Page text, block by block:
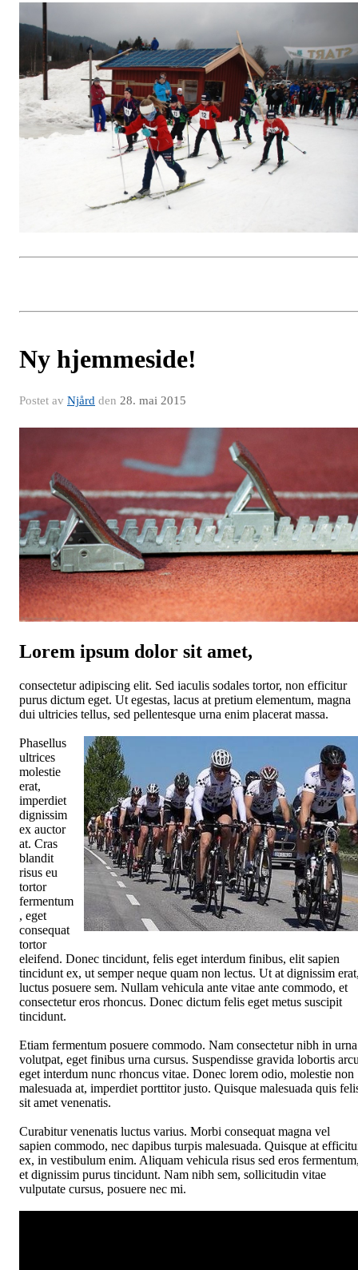
Ny hjemmeside!
Postet av Njård den 28. mai 2015
Lorem ipsum dolor sit amet,
consectetur adipiscing elit. Sed iaculis sodales tortor, non efficitur
purus dictum eget. Ut egestas, lacus at pretium elementum, magna
dui ultricies tellus, sed pellentesque urna enim placerat massa.
Phasellus
ultrices
molestie
erat,
imperdiet
dignissim
ex auctor
at. Cras
blandit
risus eu
tortor
fermentum
, eget
consequat
tortor
eleifend. Donec tincidunt, felis eget interdum finibus, elit sapien
tincidunt ex, ut semper neque quam non lectus. Ut at dignissim
luctus posuere sem. Nullam vehicula ante vitae ante commodo, et
consectetur eros rhoncus. Donec dictum felis eget metus suscipit
tincidunt.
Etiam fermentum posuere commodo. Nam consectetur nibh in urna
volutpat, eget finibus urna cursus. Suspendisse gravida lobortis
eget interdum nunc rhoncus vitae. Donec lorem odio, molestie non
malesuada at, imperdiet porttitor justo. Quisque malesuada quis
sit amet venenatis.
Curabitur venenatis luctus varius. Morbi consequat magna vel
sapien commodo, nec dapibus turpis malesuada. Quisque at
ex, in vestibulum enim. Aliquam vehicula risus sed eros
et dignissim purus tincidunt. Nam nibh sem, sollicitudin vitae
vulputate cursus, posuere nec mi.